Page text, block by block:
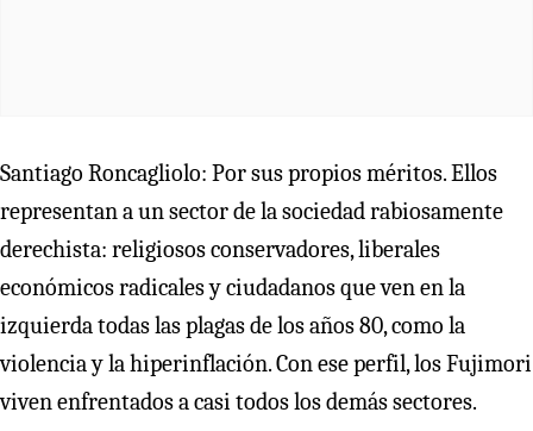
Santiago Roncagliolo: Por sus propios méritos. Ellos
representan a un sector de la sociedad rabiosamente
derechista: religiosos conservadores, liberales
económicos radicales y ciudadanos que ven en la
izquierda todas las plagas de los años 80, como la
violencia y la hiperinflación. Con ese perfil, los Fujimori
viven enfrentados a casi todos los demás sectores.